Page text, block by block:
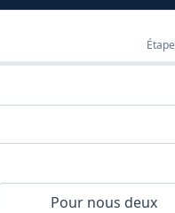
Étape
Pour nous deux